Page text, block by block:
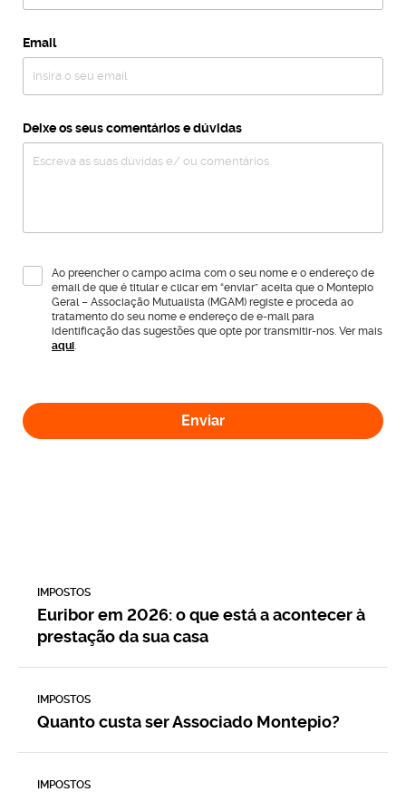
Email
Deixe os seus comentários e dúvidas
Ao preencher o campo acima com o seu nome e o endereço de
email de que é titular e clicar em “enviar” aceita que o Montepio
Geral – Associação Mutualista (MGAM) registe e proceda ao
tratamento do seu nome e endereço de e-mail para
identificação das sugestões que opte por transmitir-nos. Ver mais
aqui.
Enviar
IMPOSTOS
Euribor em 2026: o que está a acontecer à
prestação da sua casa
IMPOSTOS
Quanto custa ser Associado Montepio?
IMPOSTOS